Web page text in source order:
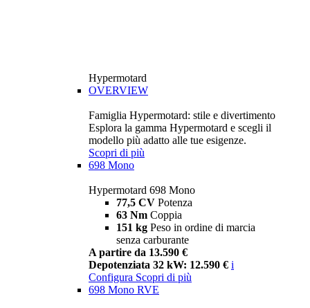
Hypermotard
OVERVIEW
Famiglia Hypermotard: stile e divertimento
Esplora la gamma Hypermotard e scegli il
modello più adatto alle tue esigenze.
Scopri di più
698 Mono
Hypermotard 698 Mono
77,5 CV Potenza
63 Nm Coppia
151 kg Peso in ordine di marcia
senza carburante
A partire da 13.590 €
Depotenziata 32 kW: 12.590 € i
Configura Scopri di più
698 Mono RVE